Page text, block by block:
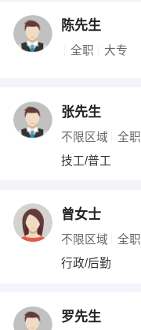
陈先生
全职 大专
张先生
不限区域 全职
技工/普工
曾女士
不限区域 全职
行政/后勤
罗先生